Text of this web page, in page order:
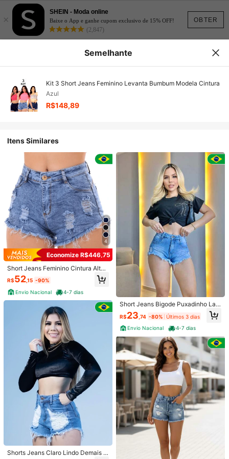
OBTER
×
SHEIN - Moda online
Baixe o App e ganhe cupom exclusivo de 15% OFF!
(2,847)
148 -54% R$324,90
Entrega em 4-7 dias
Kit 3 Short Jeans Feminino Levanta Bumbum
Modela Cintura
Tamanho BR
PP (34) P(36) M (40) G(42)
(44) EG(46)
Não é o seu tamanho? Conte-nos
Todos os tamanho são elegíveis para
Entrega em 4-7 dias
Enviado De
Semelhante
Kit 3 Short Jeans Feminino Levanta Bumbum Modela Cintura
Azul
R$148,89
Itens Similares
4
Economize R$446,75
Short Jeans Feminino Cintura Alta
Levanta Bumbum Com Lycra
R$52,15 -90%
Envio Nacional
4-7 dias
Shorts Jeans Claro Lindo Demais F
Short Jeans Bigode Puxadinho Lav
agem Clara Feminino
R$23 ,74 -80% Últimos 3 dias
Envio Nacional
4-7 dias